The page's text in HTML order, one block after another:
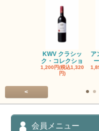
KWV クラシッ
ク・コレクショ
1,200円(税込1,320
円)
ア
<
会員メニュー